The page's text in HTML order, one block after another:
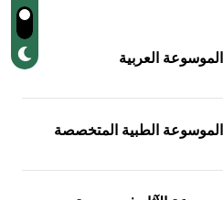
الموسوعة العربية
الموسوعة الطبية المتخصصة